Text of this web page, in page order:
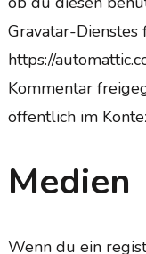
Gravatar-Dienstes
https://
Kommentar
öffentlich im
Medien
Wenn du ein